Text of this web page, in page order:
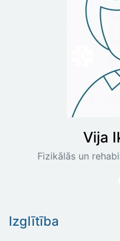
Vija
Fizikālās un
Izglītība